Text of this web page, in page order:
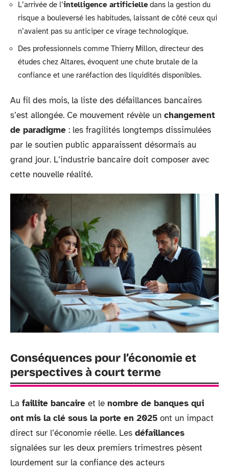
L’arrivée de l’intelligence artificielledans la gestion du
risque a bouleversé les habitudes, laissant de côté ceux qui
n’avaient pas su anticiper ce virage technologique.
Des professionnels comme Thierry Millon, directeur des
études chez Altares, évoquent une chute brutale de la
confiance et une raréfaction des liquidités disponibles.
Au fil des mois, la liste des défaillances bancaires
s’est allongée. Ce mouvement révèle un changement
de paradigme : les fragilités longtemps dissimulées
par le soutien public apparaissent désormais au
grand jour. L’industrie bancaire doit composer avec
cette nouvelle réalité.
Conséquences pour l’économie et
perspectives à court terme
La faillite bancaire et le nombre de banques qui
ont mis la clé sous la porte en 2025 ont un impact
direct sur l’économie réelle. Les défaillances
signalées sur les deux premiers trimestres pèsent
lourdement sur la confiance des acteurs